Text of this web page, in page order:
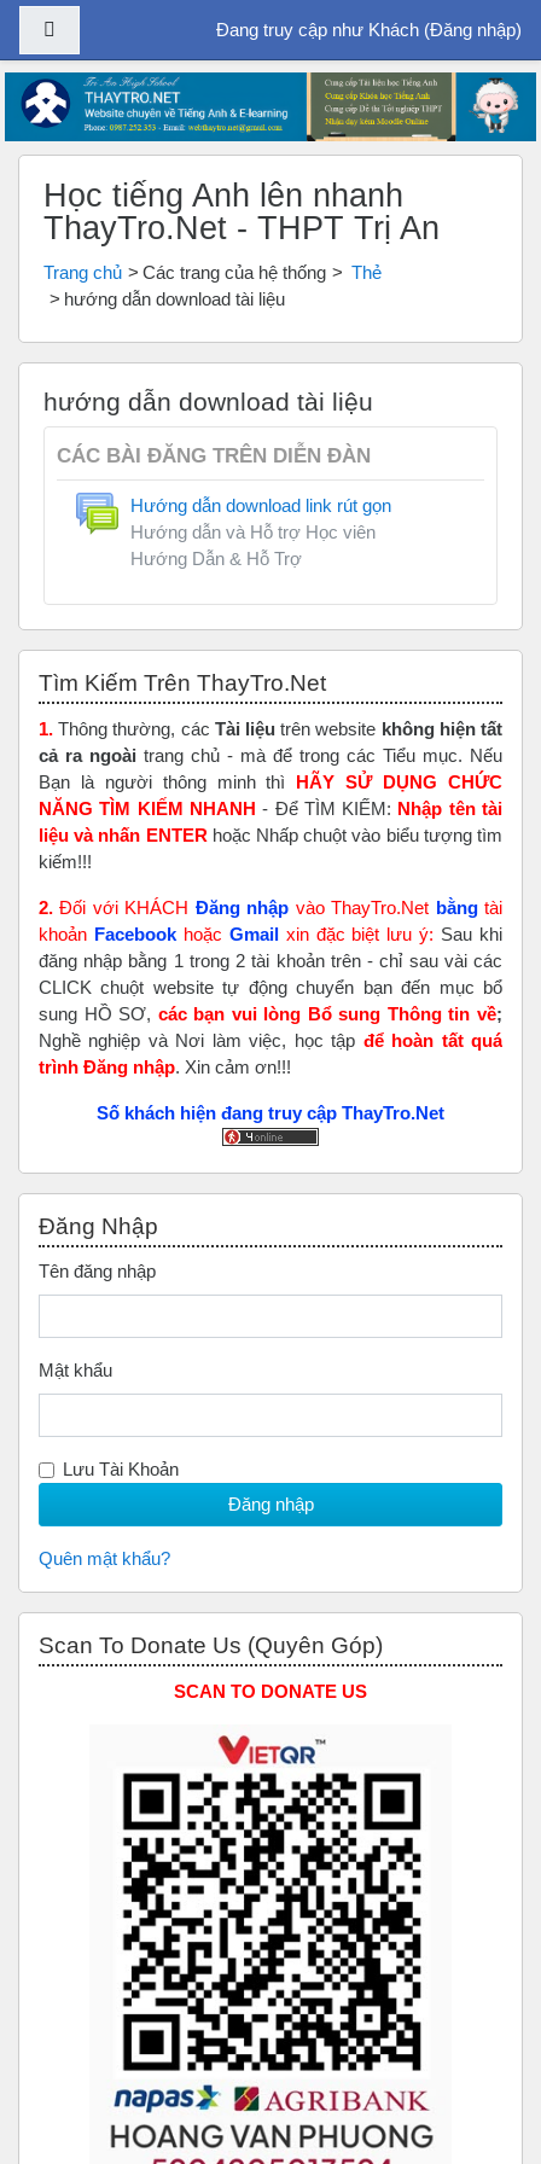
Chuyển tới nội dung chính
Bảng điều khiển cạnhĐang truy cập như Khách (Đăng nhập)
Học tiếng Anh lên nhanh
ThayTro.Net - THPT Trị An
Trang chủ Các trang của hệ thống
Thẻ
hướng dẫn download tài liệu
hướng dẫn download tài liệu
CÁC BÀI ĐĂNG TRÊN DIỄN ĐÀN
Hướng dẫn download link rút gọn
Hướng dẫn và Hỗ trợ Học viên
Hướng Dẫn & Hỗ Trợ
Tìm Kiếm Trên ThayTro.Net
1. Thông thường, các Tài liệu trên website không hiện tất
cả ra ngoài trang chủ - mà để trong các Tiểu mục. Nếu
Bạn là người thông minh thì HÃY SỬ DỤNG CHỨC
NĂNG TÌM KIẾM NHANH - Để TÌM KIẾM: Nhập tên tài
liệu và nhấn ENTER hoặc Nhấp chuột vào biểu tượng tìm
kiếm!!!
2. Đối với KHÁCH Đăng nhập vào ThayTro.Net bằngtài
khoản Facebook hoặc Gmailxin đặc biệt lưu ý: Sau khi
đăng nhập bằng 1 trong 2 tài khoản trên - chỉ sau vài các
CLICK chuột website tự động chuyển bạn đến mục bổ
sung HỒ SƠ, các bạn vui lòng Bổ sung Thông tin về;
Nghề nghiệp và Nơi làm việc, học tập để hoàn tấtquá
trình Đăng nhập. Xin cảm ơn!!!
Số khách hiện đang truy cập ThayTro.Net
Đăng Nhập
Tên đăng nhập
Mật khẩu
Lưu Tài Khoản
Quên mật khẩu?
Scan To Donate Us (Quyên Góp)
SCAN TO DONATE US